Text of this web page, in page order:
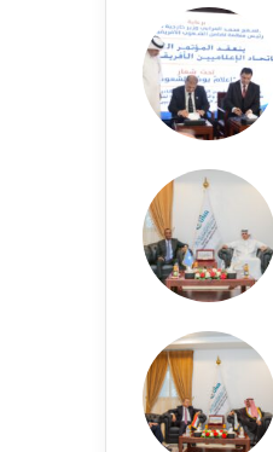
“التعاون الإسلامي” تدين جرائم وإرهاب المستعمرين بحرق المساجد الفلسطينية
7-